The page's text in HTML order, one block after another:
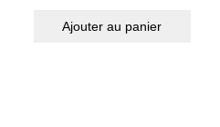
Ajouter au panier